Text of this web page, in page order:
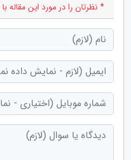
* نظرتان را در مورد این مقاله